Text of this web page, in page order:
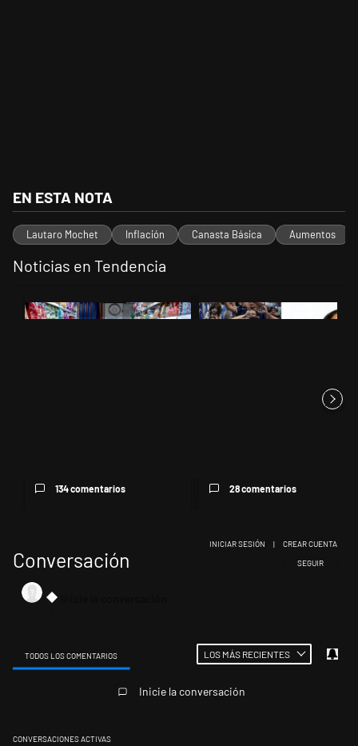
EN ESTA NOTA
Lautaro Mochet Inflación Canasta Básica Aumentos
Noticias en Tendencia
Un artículo de tendencia con el título "La inflación en CABA marcó
134 comentarios
Un artículo de tendencia con el
28 comentarios
Conversación SIGA ESTA
SEGUIR
INICIAR SESIÓN | CREAR CUENTA
TODOS LOS COMENTARIOS LOS MÁS RECIENTES
Inicie la conversación
CONVERSACIONES ACTIVAS